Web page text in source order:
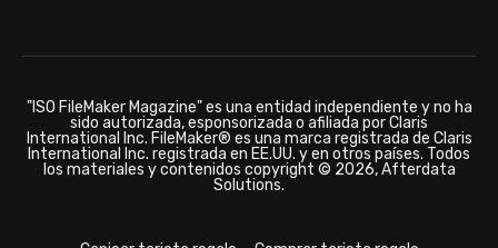
"ISO FileMaker Magazine" es una entidad independiente y no ha
sido autorizada, esponsorizada o afiliada por Claris
International Inc. FileMaker® es una marca registrada de Claris
International Inc. registrada en EE.UU. y en otros países. Todos
los materiales y contenidos copyright © 2026, Afterdata
Solutions.